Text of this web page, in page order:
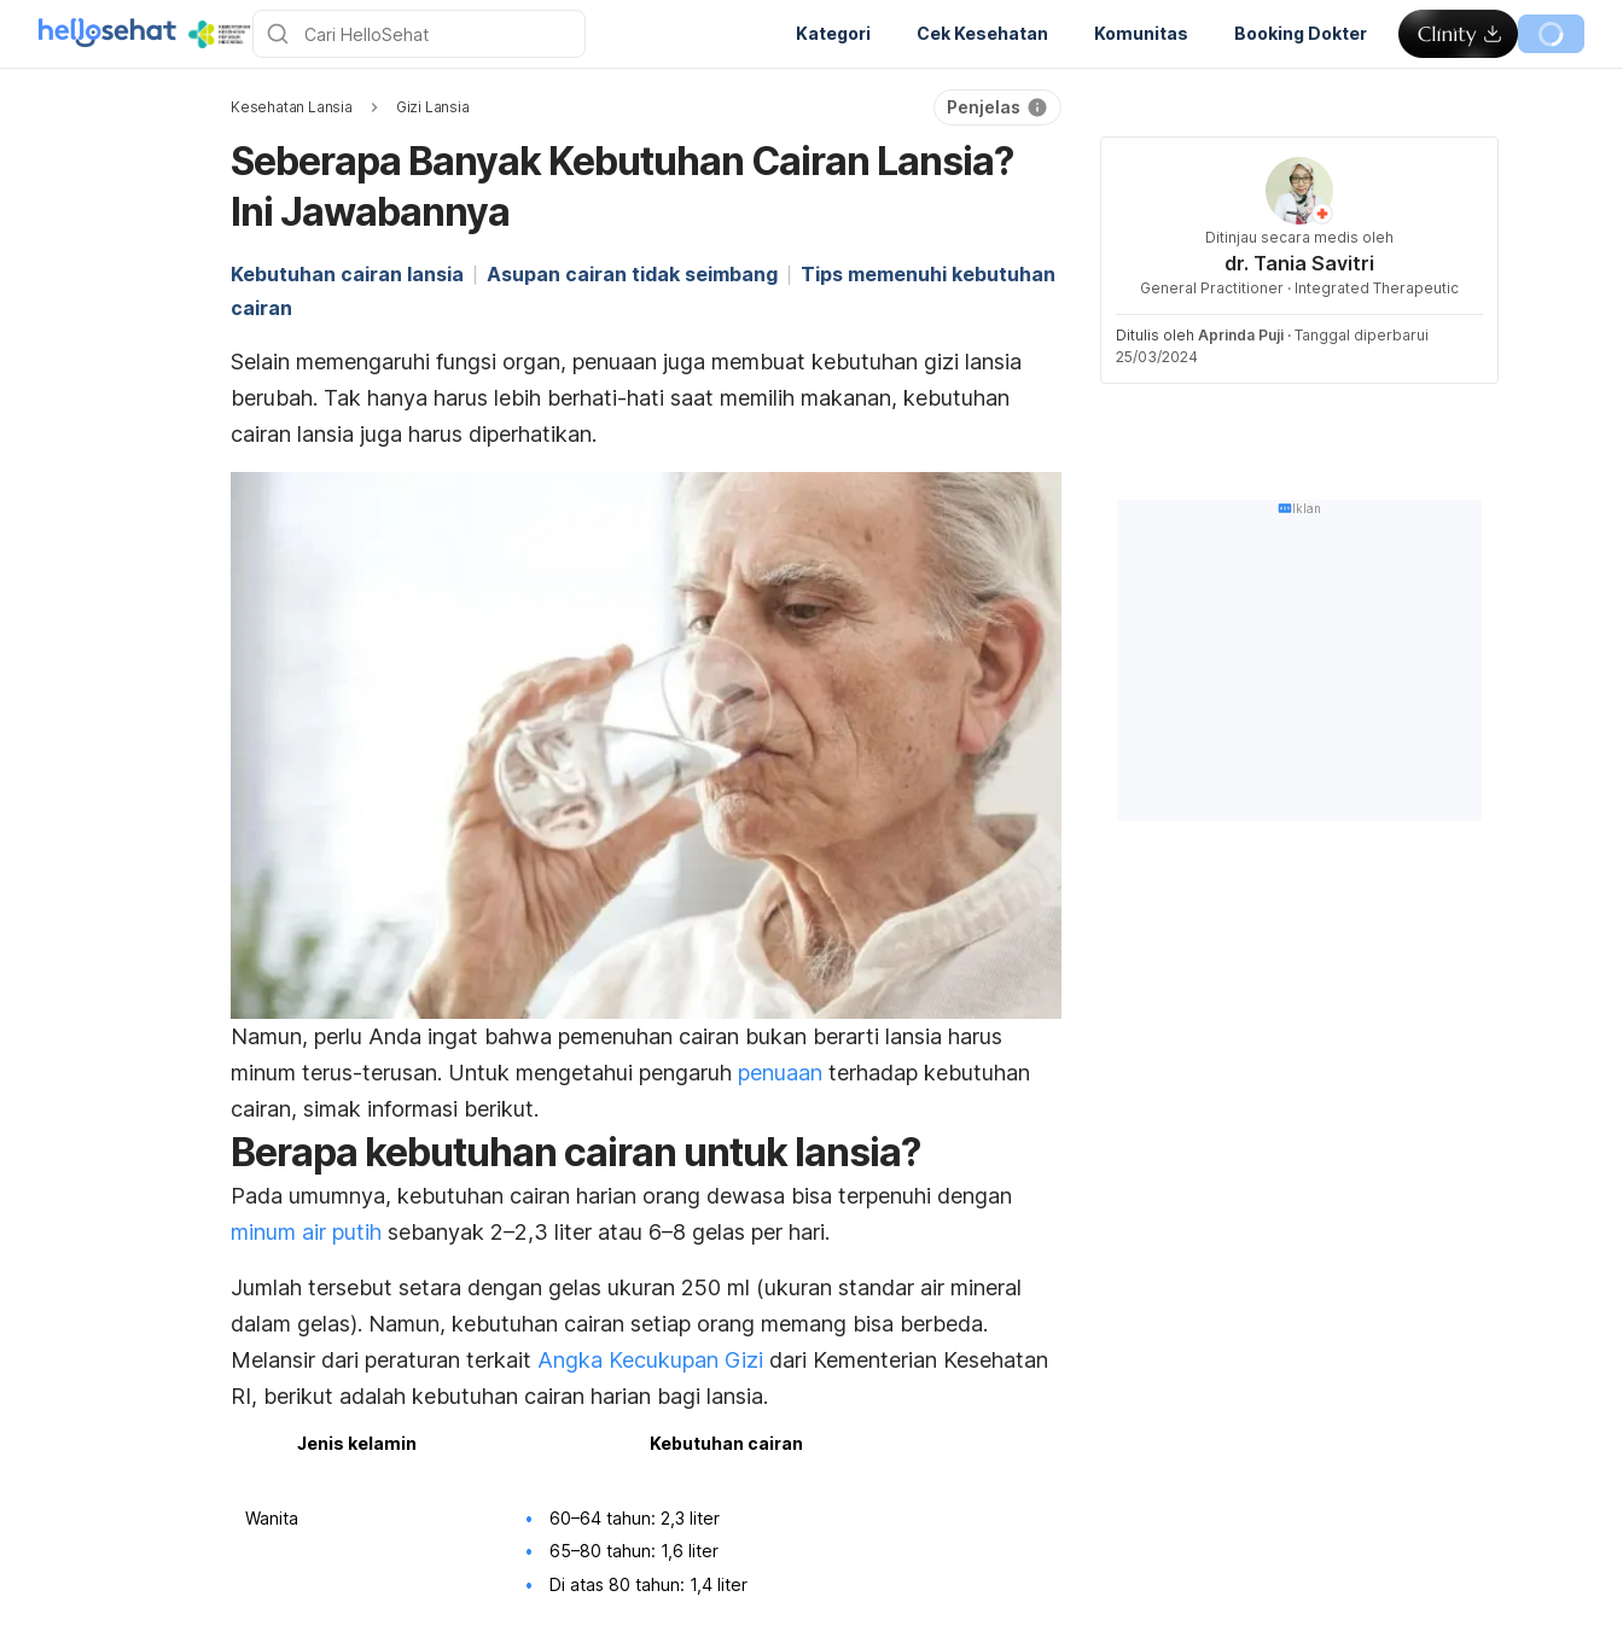
Kategori Cek Kesehatan Komunitas Booking Dokter
Kesehatan Lansia Gizi Lansia Penjelas
Seberapa Banyak Kebutuhan Cairan Lansia?
Ini Jawabannya
Kebutuhan cairan lansia Asupan cairan tidak seimbang
Tips memenuhi kebutuhan
cairan
Selain memengaruhi fungsi organ, penuaan juga membuat kebutuhan gizi lansia
berubah. Tak hanya harus lebih berhati-hati saat memilih makanan, kebutuhan
cairan lansia juga harus diperhatikan.
Namun, perlu Anda ingat bahwa pemenuhan cairan bukan berarti lansia harus
minum terus-terusan. Untuk mengetahui pengaruh penuaan terhadap kebutuhan
cairan, simak informasi berikut.
Berapa kebutuhan cairan untuk lansia?
Pada umumnya, kebutuhan cairan harian orang dewasa bisa terpenuhi dengan
minum air putih sebanyak 2–2,3 liter atau 6–8 gelas per hari.
Jumlah tersebut setara dengan gelas ukuran 250 ml (ukuran standar air mineral
dalam gelas). Namun, kebutuhan cairan setiap orang memang bisa berbeda.
Melansir dari peraturan terkait Angka Kecukupan Gizi dari Kementerian Kesehatan
RI, berikut adalah kebutuhan cairan harian bagi lansia.
Jenis kelamin Kebutuhan cairan
Wanita 60–64 tahun: 2,3 liter
65–80 tahun: 1,6 liter
Di atas 80 tahun: 1,4 liter
Ditinjau secara medis oleh
dr. Tania Savitri
General Practitioner · Integrated Therapeutic
Ditulis oleh Aprinda Puji · Tanggal diperbarui
25/03/2024
Iklan